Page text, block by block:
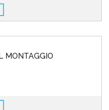
MONTAGGIO